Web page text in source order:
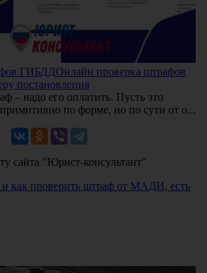
ГИБДДОнлайн проверка штрафов
постановления
– надо его оплатить. Пусть это
по форме, но по сути от о...
сайта "Юрист-консультант"
и как проверить штраф от МАДИ, есть